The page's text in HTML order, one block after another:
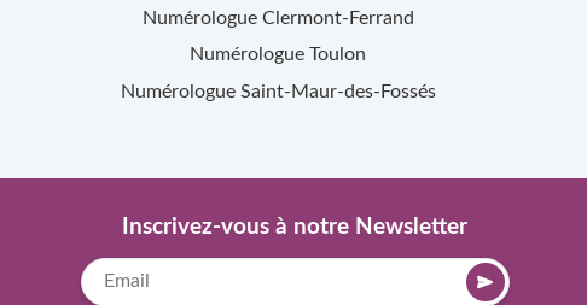
Numérologue Clermont-Ferrand
Numérologue Toulon
Numérologue Saint-Maur-des-Fossés
Inscrivez-vous à notre Newsletter